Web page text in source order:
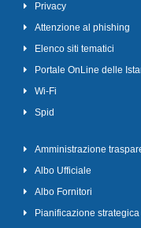
Privacy
Attenzione al phishing
Elenco siti tematici
Portale OnLine delle
Wi-Fi
Spid
Amministrazione
Albo Ufficiale
Albo Fornitori
Pianificazione strategica